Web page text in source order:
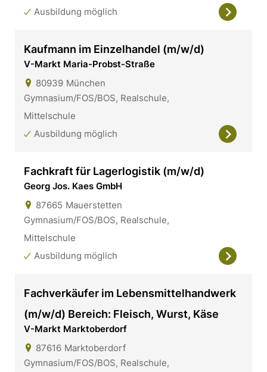
Ausbildung möglich
Kaufmann im Einzelhandel (m/w/d)
V-Markt Maria-Probst-Straße
80939 München
Gymnasium/FOS/BOS, Realschule,
Mittelschule
Ausbildung möglich
Fachkraft für Lagerlogistik (m/w/d)
Georg Jos. Kaes GmbH
87665 Mauerstetten
Gymnasium/FOS/BOS, Realschule,
Mittelschule
Ausbildung möglich
Fachverkäufer im Lebensmittelhandwerk
(m/w/d) Bereich: Fleisch, Wurst, Käse
V-Markt Marktoberdorf
87616 Marktoberdorf
Gymnasium/FOS/BOS, Realschule,